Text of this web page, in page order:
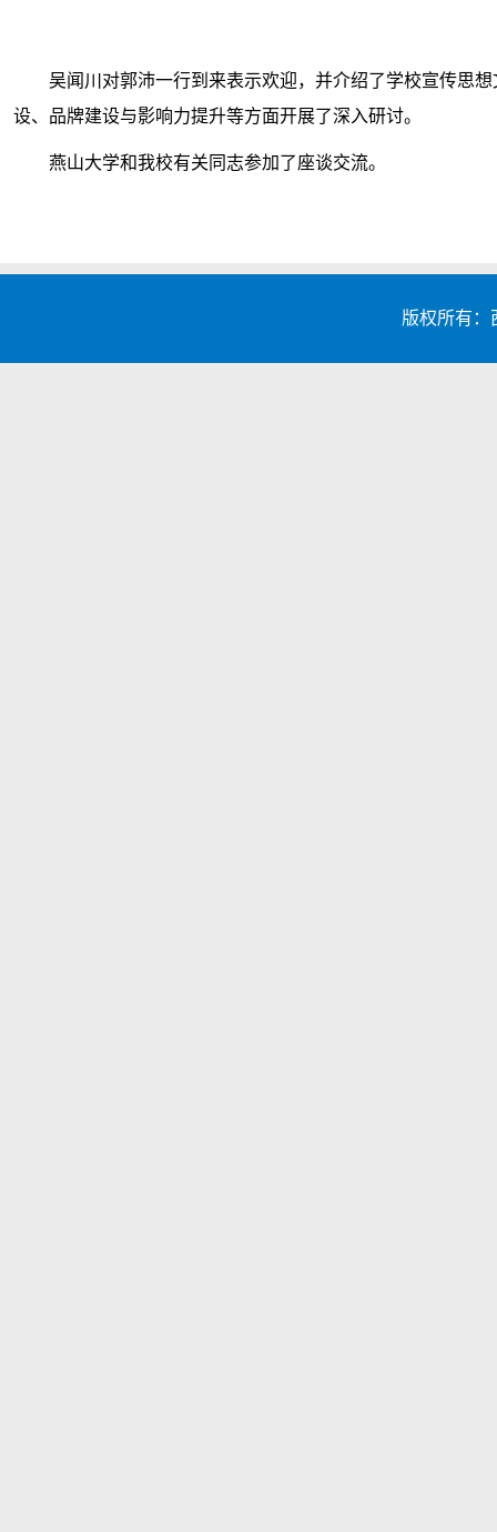
吴闻川对郭沛一行到来表示欢迎，并介绍了学校宣传思
设、品牌建设与影响力提升等方面开展了深入研讨。
燕山大学和我校有关同志参加了座谈交流。
版权所有：